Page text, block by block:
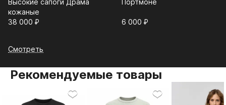
Высокие сапоги Драма
кожаные
38 000⁠ ⁠₽
Портмоне
6 000⁠ ⁠₽
Смотреть
Рекомендуемые товары